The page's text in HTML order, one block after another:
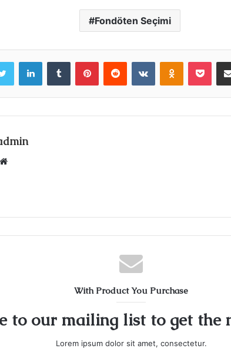
Fondöten Seçimi
Twitter LinkedInTumblr PinterestReddit VKontakte
Web
With Product You Purchase
to our mailing list to get the
Lorem ipsum dolor sit amet, consectetur.